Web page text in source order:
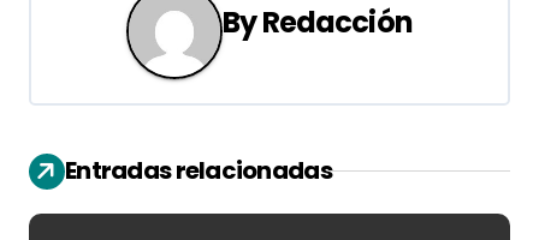
i
ó
n
ByRedacción
Entradas relacionadas